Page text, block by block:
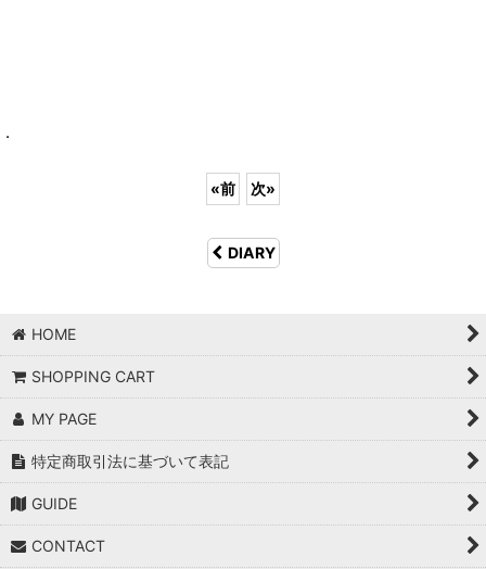
.
«前 次»
DIARY
HOME
SHOPPING CART
MY PAGE
特定商取引法に基づいて表記
GUIDE
CONTACT